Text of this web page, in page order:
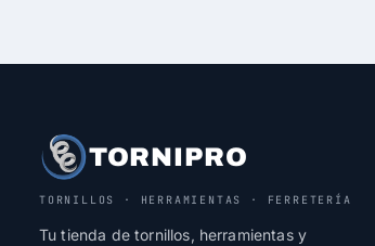
TORNIPRO
TORNILLOS · HERRAMIENTAS · FERRETERÍA
Tu tienda de tornillos, herramientas y